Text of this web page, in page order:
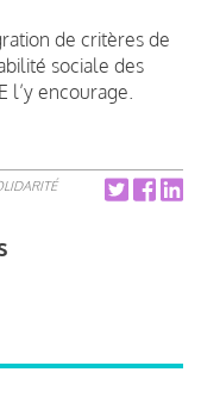
de critères de
sociale des
l’y encourage.